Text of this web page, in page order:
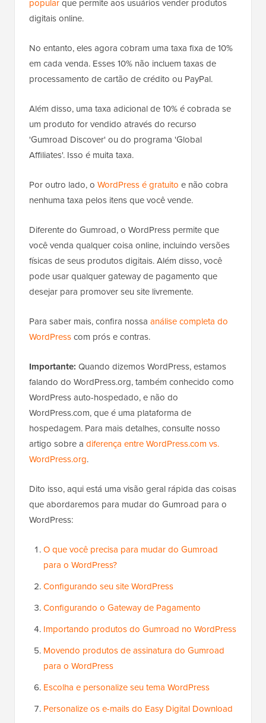
popularque permite aos usuários vender produtos
digitais online.
No entanto, eles agora cobram uma taxa fixa de 10%
em cada venda. Esses 10% não incluem taxas de
processamento de cartão de crédito ou PayPal.
Além disso, uma taxa adicional de 10% é cobrada se
um produto for vendido através do recurso
'Gumroad Discover' ou do programa 'Global
Affiliates'. Isso é muita taxa.
Por outro lado, o WordPress é gratuito e não cobra
nenhuma taxa pelos itens que você vende.
Diferente do Gumroad, o WordPress permite que
você venda qualquer coisa online, incluindo versões
físicas de seus produtos digitais. Além disso, você
pode usar qualquer gateway de pagamento que
desejar para promover seu site livremente.
Para saber mais, confira nossa análise completa do
WordPresscom prós e contras.
Importante: Quando dizemos WordPress, estamos
falando do WordPress.org, também conhecido como
WordPress auto-hospedado, e não do
WordPress.com, que é uma plataforma de
hospedagem. Para mais detalhes, consulte nosso
artigo sobre a diferença entre WordPress.com vs.
WordPress.org.
Dito isso, aqui está uma visão geral rápida das coisas
que abordaremos para mudar do Gumroad para o
WordPress:
O que você precisa para mudar do Gumroad
para o WordPress?
Configurando seu site WordPress
Configurando o Gateway de Pagamento
Importando produtos do Gumroad no WordPress
Movendo produtos de assinatura do Gumroad
para o WordPress
Escolha e personalize seu tema WordPress
Personalize os e-mails do Easy Digital Download